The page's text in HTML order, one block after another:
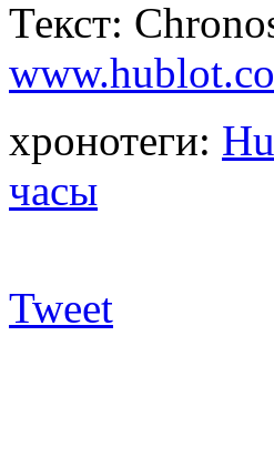
Текст:
хронотеги:
часы
Tweet